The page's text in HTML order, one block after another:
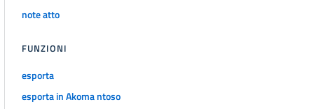
note atto
FUNZIONI
esporta
esporta in Akoma ntoso